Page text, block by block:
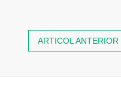
ARTICOL ANTERIOR